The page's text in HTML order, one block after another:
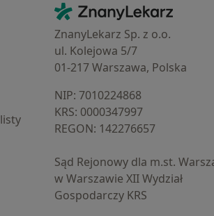
Kontakt
ZnanyLekarz - Strona główna
ZnanyLekarz Sp. z o.o.
ul. Kolejowa 5/7
01-217 Warszawa, Polska
NIP: ⁠7010224868
KRS: ⁠0000347997
REGON: ⁠142276657
Sąd Rejonowy dla m.st.
w Warszawie XII Wydział
Gospodarczy KRS